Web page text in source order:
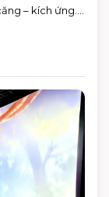
– kích ứng.
ẩm nhẹ,
minh, da sẽ dễ